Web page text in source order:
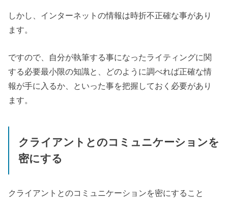
しかし、インターネットの情報は時折不正確な事があり
ます。
ですので、自分が執筆する事になったライティングに関
する必要最小限の知識と、どのように調べれば正確な情
報が手に入るか、といった事を把握しておく必要があり
ます。
クライアントとのコミュニケーションを
密にする
クライアントとのコミュニケーションを密にすること